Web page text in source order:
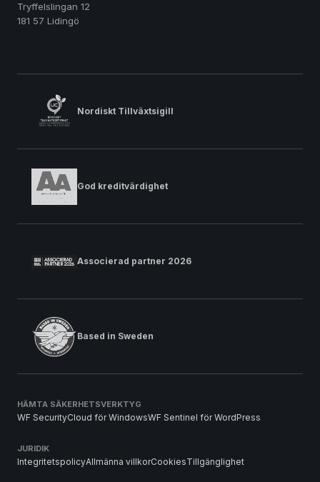
Tryffelslingan 12
181 57 Lidingö
Nordiskt Tillväxtsigill
God kreditvärdighet
Associerad partner 2026
Based in Sweden
HÄMTA SÄKERHETSVERKTYG
WF SecurityCloud för WindowsWF Sentinel för WordPress
JURIDIK
IntegritetspolicyAllmänna villkorCookiesTillgänglighet